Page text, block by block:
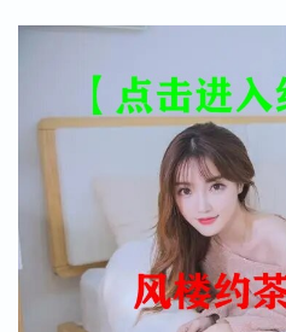
真的吗-小妹服务
同城喝茶的服务平台联系方式
在酒店晚上大家都是怎么约到附
同城约茶服务平台-同城喝茶电话-
方式-博客 580
现在小姐姐都怎么联系
同城快餐群24Hour